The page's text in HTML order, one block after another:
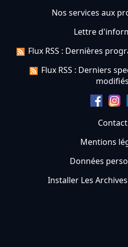
Nos services aux
Lettre
Flux RSS : Dernières
Flux RSS : Derniers
modifiés
Contact
Mentions
Données
Installer Les